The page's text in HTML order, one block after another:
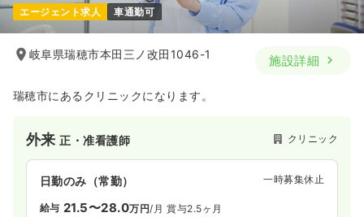
エージェント求人 車通勤可
岐阜県瑞穂市本田三ノ改田1046-1 施設詳細
瑞穂市にあるクリニックになります。
外来正・准看護師 クリニック
日勤のみ（常勤） 一時募集休止
給与 21.5〜28.0万円/月 賞与2.5ヶ月